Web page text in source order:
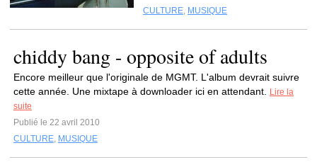
CULTURE, MUSIQUE
chiddy bang - opposite of adults
Encore meilleur que l'originale de MGMT. L'album devrait suivre
cette année. Une mixtape à downloader ici en attendant.
Lire la
suite
Publié le 22 avril 2010
CULTURE, MUSIQUE